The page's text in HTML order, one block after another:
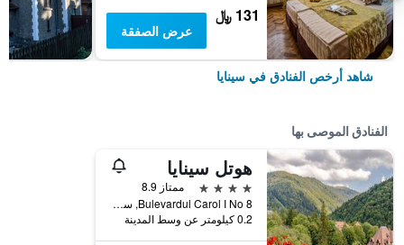
131 ﷼
عرض الصفقة
شاهد أرخص الفنادق في سينايا
الفنادق الموصى بها
هوتل سينايا
4 نجوم
ممتاز 8.9
Bulevardul Carol I No 8, سينايا, رومانيا
0.2 كيلومتر عن وسط المدينة